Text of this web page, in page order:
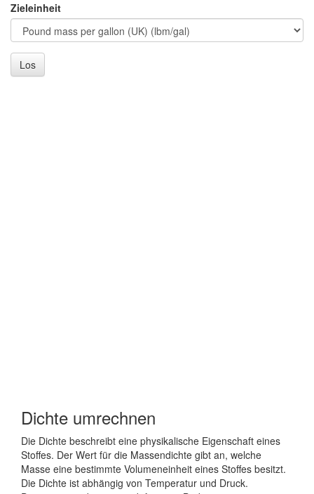
Zieleinheit
Los
Dichte umrechnen
Die Dichte beschreibt eine physikalische Eigenschaft eines
Stoffes. Der Wert für die Massendichte gibt an, welche
Masse eine bestimmte Volumeneinheit eines Stoffes besitzt.
Die Dichte ist abhängig von Temperatur und Druck.